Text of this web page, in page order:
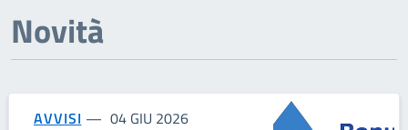
Novità
AVVISI 04 GIU 2026